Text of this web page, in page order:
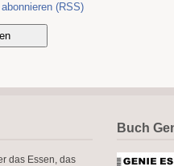
(RSS)
das Essen, das
Buch